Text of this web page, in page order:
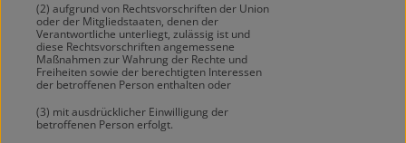
(2) aufgrund von Rechtsvorschriften der Union
oder der Mitgliedstaaten, denen der
Verantwortliche unterliegt, zulässig ist und
diese Rechtsvorschriften angemessene
Maßnahmen zur Wahrung der Rechte und
Freiheiten sowie der berechtigten Interessen
der betroffenen Person enthalten oder
(3) mit ausdrücklicher Einwilligung der
betroffenen Person erfolgt.